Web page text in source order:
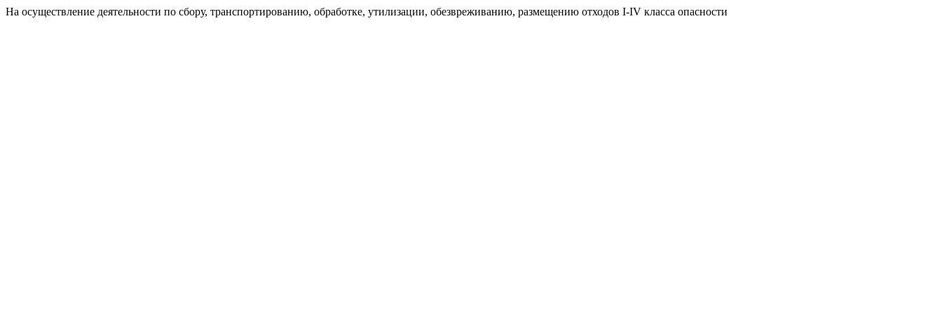
На осуществление деятельности по сбору, транспортированию, обработке, утилизации, обезвреживанию, размещению отходов I-IV класса опасности